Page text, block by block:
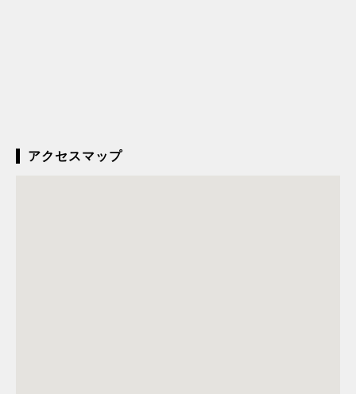
アクセスマップ